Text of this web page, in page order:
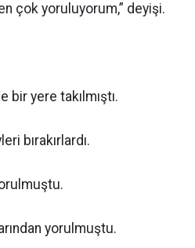
çok yoruluyorum,” deyişi.
bir yere takılmıştı.
bırakırlardı.
yorulmuştu.